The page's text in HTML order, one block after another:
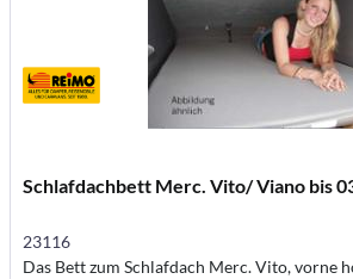
Schlafdachbett Merc. Vito/ Viano bis
23116
Das Bett zum Schlafdach Merc. Vito, vorne